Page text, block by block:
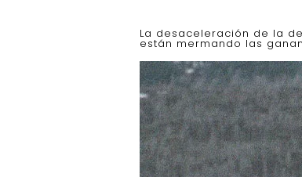
La desaceleración de la
están mermando las